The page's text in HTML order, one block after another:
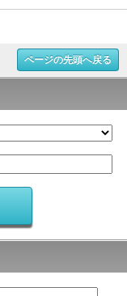
ページの先頭へ戻る